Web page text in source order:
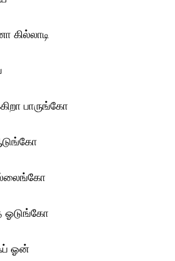
கில்லாடி
பாருங்கோ
ஓடுங்கோ
ஓன்